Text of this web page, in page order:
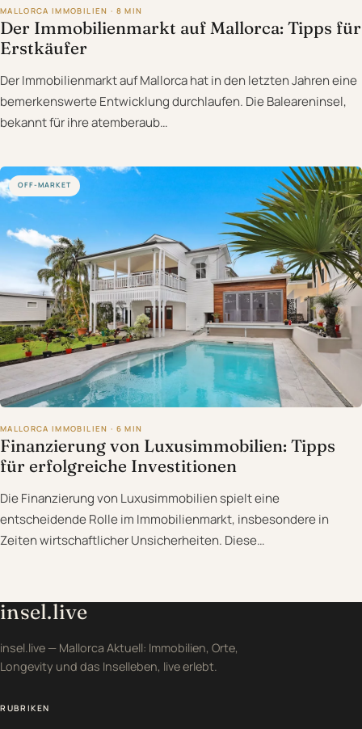
MALLORCA IMMOBILIEN · 8 MIN
Der Immobilienmarkt auf Mallorca: Tipps für
Erstkäufer
Der Immobilienmarkt auf Mallorca hat in den letzten Jahren eine
bemerkenswerte Entwicklung durchlaufen. Die Baleareninsel,
bekannt für ihre atemberaub…
OFF-MARKET
MALLORCA IMMOBILIEN · 6 MIN
Finanzierung von Luxusimmobilien: Tipps
für erfolgreiche Investitionen
Die Finanzierung von Luxusimmobilien spielt eine
entscheidende Rolle im Immobilienmarkt, insbesondere in
Zeiten wirtschaftlicher Unsicherheiten. Diese…
insel.live
insel.live — Mallorca Aktuell: Immobilien, Orte,
Longevity und das Inselleben, live erlebt.
RUBRIKEN